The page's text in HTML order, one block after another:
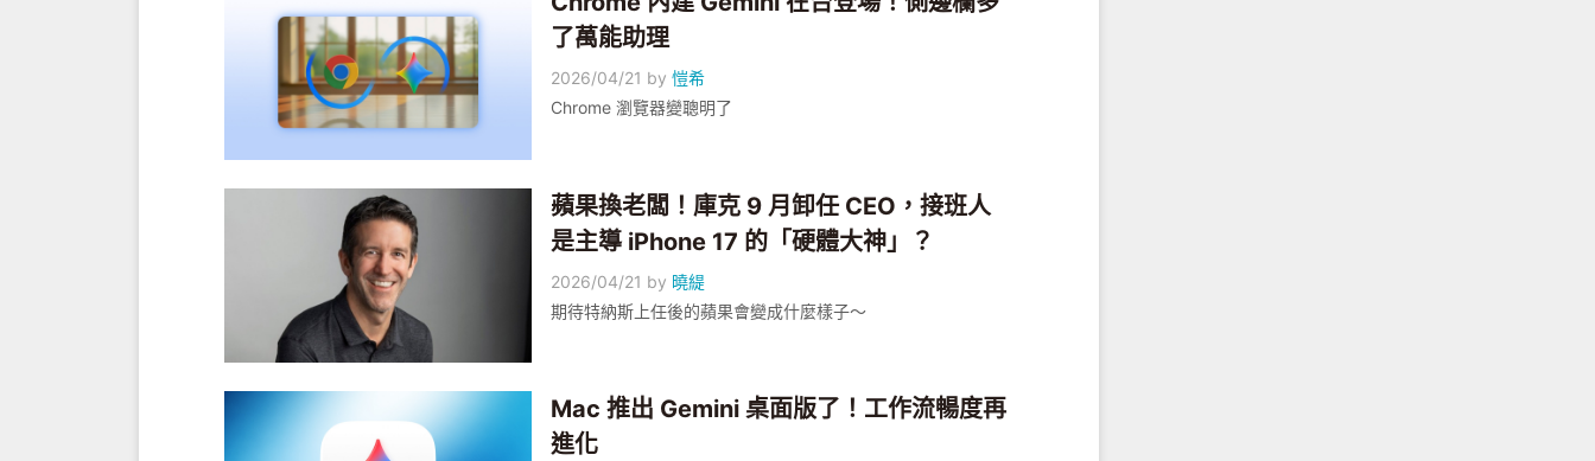
了萬能助理
2026/04/21 by愷希
Chrome 瀏覽器變聰明了
蘋果換老闆！庫克 9 月卸任 CEO，接班人
是主導 iPhone 17 的「硬體大神」？
2026/04/21 by 曉緹
期待特納斯上任後的蘋果會變成什麼樣子～
Mac 推出 Gemini 桌面版了！工作流暢度再
進化